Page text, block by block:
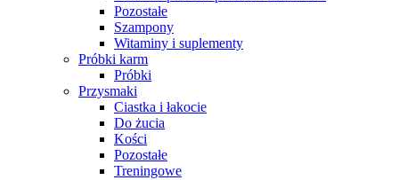
Pozostałe
Szampony
Witaminy i suplementy
Próbki karm
Próbki
Przysmaki
Ciastka i łakocie
Do żucia
Kości
Pozostałe
Treningowe